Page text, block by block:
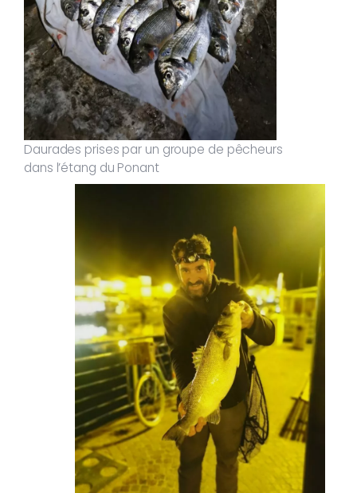
Daurades prises par un groupe de pêcheurs
dans l’étang du Ponant